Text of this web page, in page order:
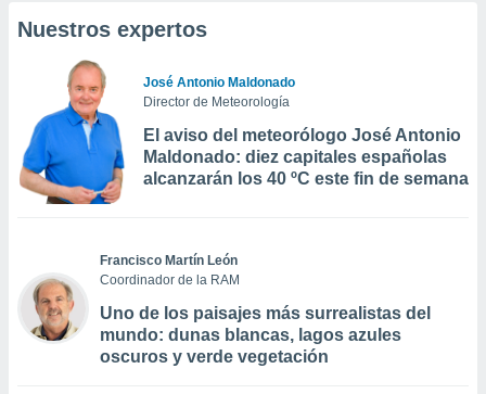
Nuestros expertos
José Antonio Maldonado
Director de Meteorología
El aviso del meteorólogo José Antonio
Maldonado: diez capitales españolas
alcanzarán los 40 ºC este fin de semana
Francisco Martín León
Coordinador de la RAM
Uno de los paisajes más surrealistas del
mundo: dunas blancas, lagos azules
oscuros y verde vegetación